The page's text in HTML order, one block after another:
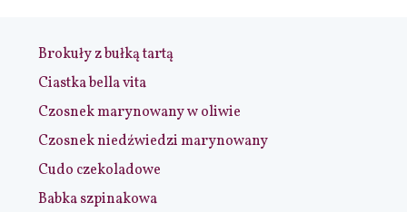
Brokuły z bułką tartą
Ciastka bella vita
Czosnek marynowany w oliwie
Czosnek niedźwiedzi marynowany
Cudo czekoladowe
Babka szpinakowa